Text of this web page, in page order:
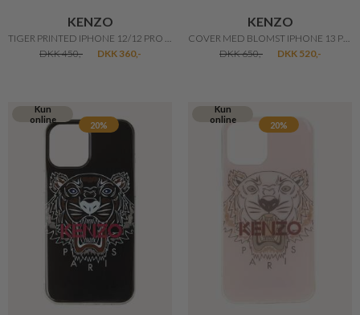
KENZO
TIGER PRINTED IPHONE 12/12 PRO COVER
DKK 450,-
DKK 360,-
KENZO
COVER MED BLOMST IPHONE 13 PRO
DKK 650,-
DKK 520,-
Kun
online
20%
Kun
online
20%